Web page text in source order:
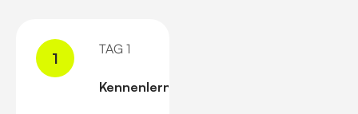
1
TAG 1
Kennenlernen